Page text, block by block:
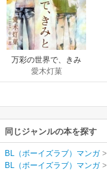
万彩の世界で、きみ
と
愛木灯菓
同じジャンルの本を探す
BL（ボーイズラブ）マンガ>
BL（ボーイズラブ）マンガ>